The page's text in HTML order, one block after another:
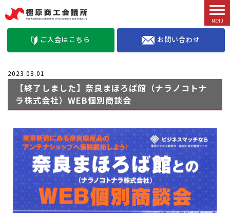
ご入会はこちら お問い合わせ
2023.08.01
【終了しました】奈良まほろば館（ナラノコトナ
ラ株式会社）WEB個別商談会